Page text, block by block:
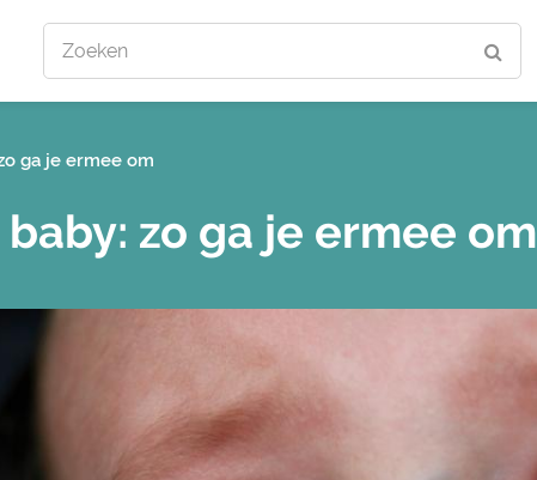
Zoeken
ga je ermee om
zo ga je ermee om